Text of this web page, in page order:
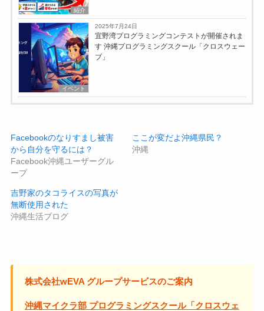
紹介
イベント
2025年7月24日
宜野湾プログラミングコンテストが開催されま
す 沖縄プログラミングスクール「クロスウェー
ブ」
Facebookのなりすまし被害
から自分を守るには？
Facebook沖縄ユーザーグル
ープ
ここが変だよ沖縄県民？
沖縄
吉野家のタコライスの写真が
無断使用された
沖縄生活ブログ
株式会社wEVA グループサービスのご案内
沖縄マイクラ部 プログラミングスクール「クロスウェ